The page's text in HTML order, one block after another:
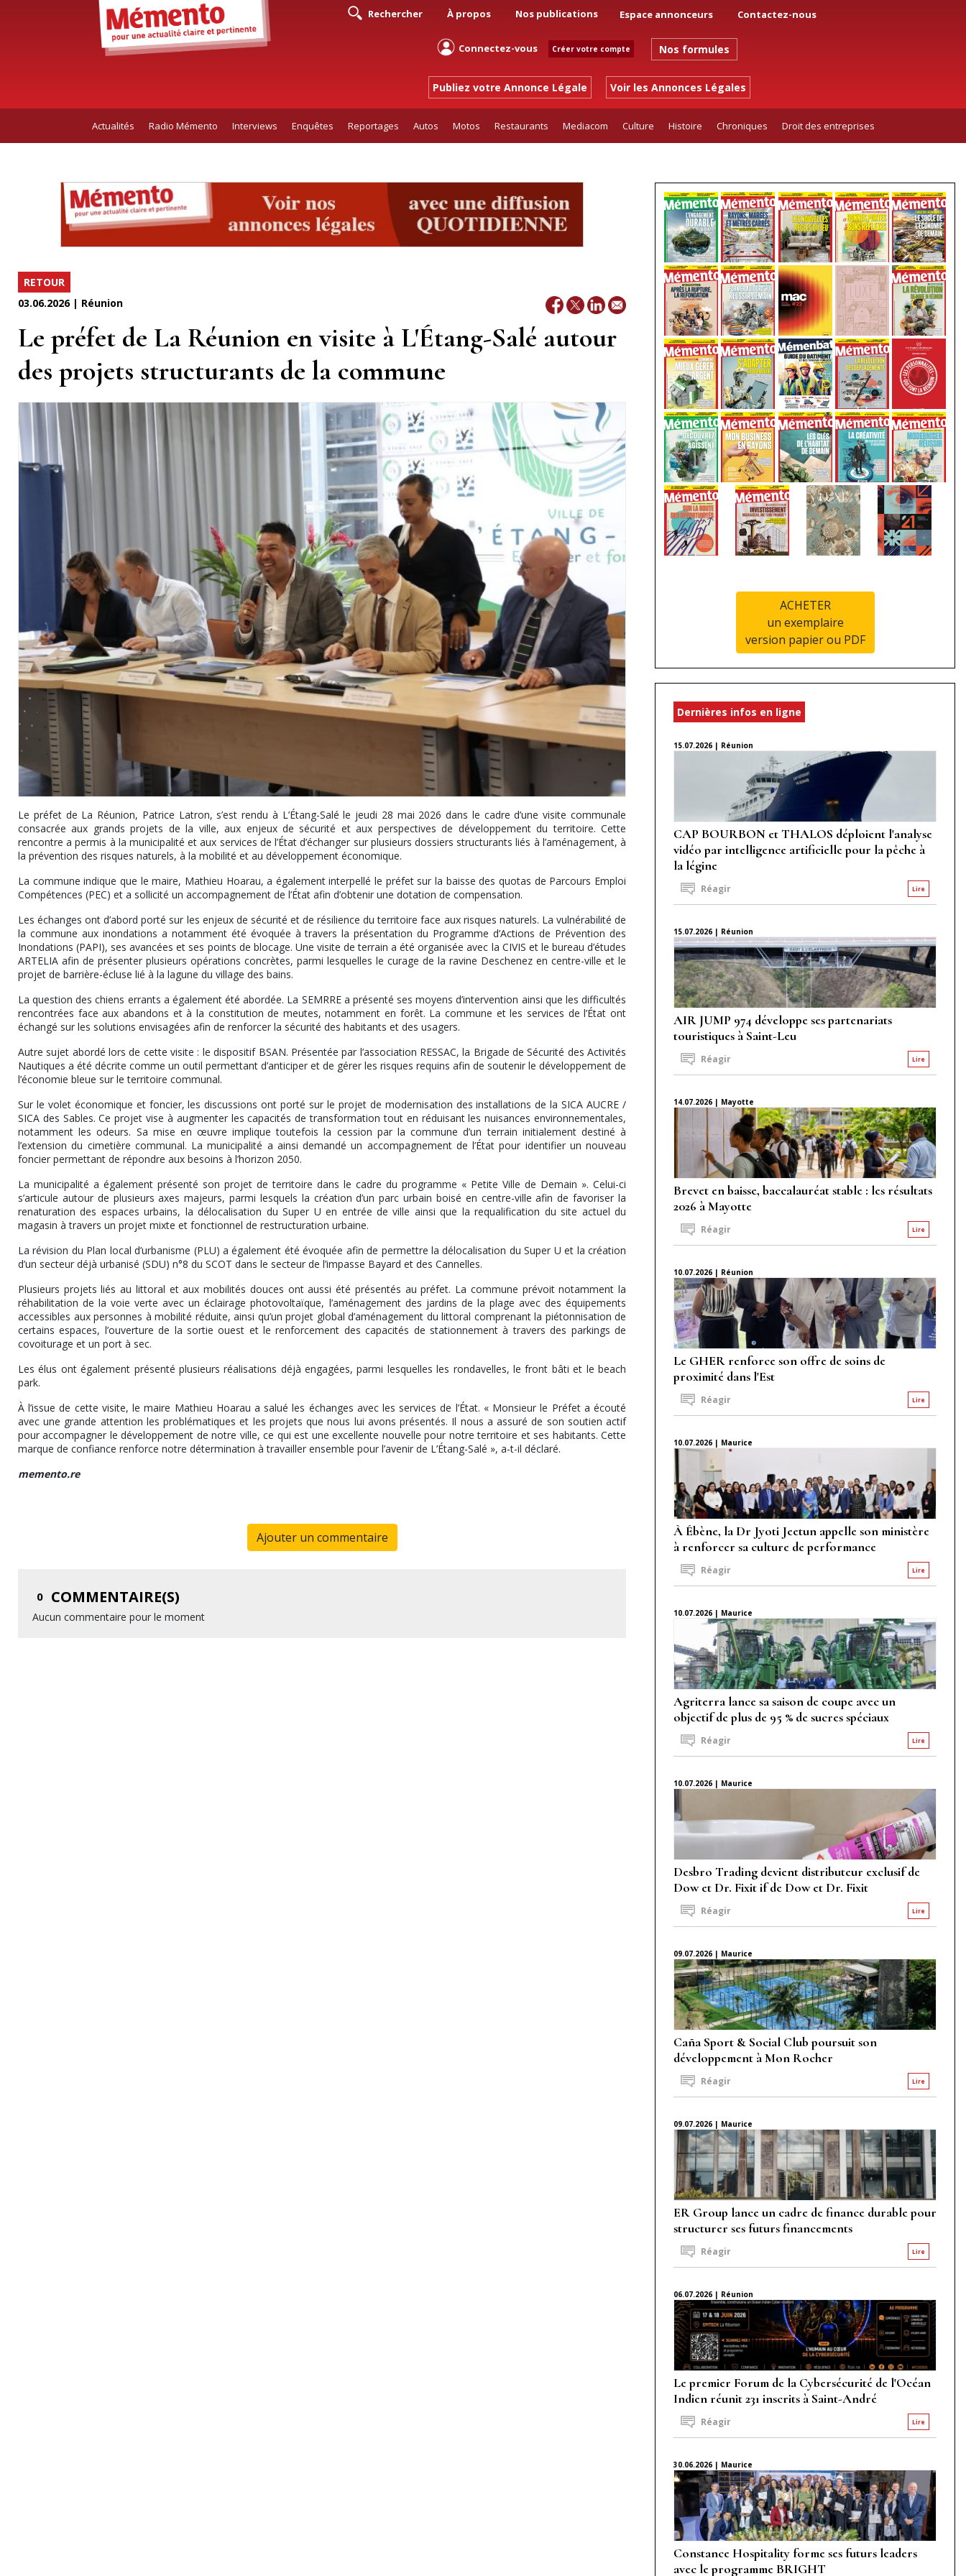
Rechercher À propos Nos publications Espace annonceurs Contactez-nous
Connectez-vous Créer votre compte Nos formules
Publiez votre Annonce Légale Voir les Annonces Légales
Actualités Radio Mémento Interviews Enquêtes Reportages Autos Motos Restaurants Mediacom Culture Histoire Chroniques Droit des entreprises
RETOUR
03.06.2026 | Réunion
Le préfet de La Réunion en visite à L'Étang-Salé autour
des projets structurants de la commune
Le préfet de La Réunion, Patrice Latron, s’est rendu à L’Étang-Salé le jeudi 28 mai 2026 dans le cadre d’une visite communale
consacrée aux grands projets de la ville, aux enjeux de sécurité et aux perspectives de développement du territoire. Cette
rencontre a permis à la municipalité et aux services de l’État d’échanger sur plusieurs dossiers structurants liés à l’aménagement, à
la prévention des risques naturels, à la mobilité et au développement économique.
La commune indique que le maire, Mathieu Hoarau, a également interpellé le préfet sur la baisse des quotas de Parcours Emploi
Compétences (PEC) et a sollicité un accompagnement de l’État afin d’obtenir une dotation de compensation.
Les échanges ont d’abord porté sur les enjeux de sécurité et de résilience du territoire face aux risques naturels. La vulnérabilité de
la commune aux inondations a notamment été évoquée à travers la présentation du Programme d’Actions de Prévention des
Inondations (PAPI), ses avancées et ses points de blocage. Une visite de terrain a été organisée avec la CIVIS et le bureau d’études
ARTELIA afin de présenter plusieurs opérations concrètes, parmi lesquelles le curage de la ravine Deschenez en centre-ville et le
projet de barrière-écluse lié à la lagune du village des bains.
La question des chiens errants a également été abordée. La SEMRRE a présenté ses moyens d’intervention ainsi que les difficultés
rencontrées face aux abandons et à la constitution de meutes, notamment en forêt. La commune et les services de l’État ont
échangé sur les solutions envisagées afin de renforcer la sécurité des habitants et des usagers.
Autre sujet abordé lors de cette visite : le dispositif BSAN. Présentée par l’association RESSAC, la Brigade de Sécurité des Activités
Nautiques a été décrite comme un outil permettant d’anticiper et de gérer les risques requins afin de soutenir le développement de
l’économie bleue sur le territoire communal.
Sur le volet économique et foncier, les discussions ont porté sur le projet de modernisation des installations de la SICA AUCRE /
SICA des Sables. Ce projet vise à augmenter les capacités de transformation tout en réduisant les nuisances environnementales,
notamment les odeurs. Sa mise en œuvre implique toutefois la cession par la commune d’un terrain initialement destiné à
l’extension du cimetière communal. La municipalité a ainsi demandé un accompagnement de l’État pour identifier un nouveau
foncier permettant de répondre aux besoins à l’horizon 2050.
La municipalité a également présenté son projet de territoire dans le cadre du programme « Petite Ville de Demain ». Celui-ci
s’articule autour de plusieurs axes majeurs, parmi lesquels la création d’un parc urbain boisé en centre-ville afin de favoriser la
renaturation des espaces urbains, la délocalisation du Super U en entrée de ville ainsi que la requalification du site actuel du
magasin à travers un projet mixte et fonctionnel de restructuration urbaine.
La révision du Plan local d’urbanisme (PLU) a également été évoquée afin de permettre la délocalisation du Super U et la création
d’un secteur déjà urbanisé (SDU) n°8 du SCOT dans le secteur de l’impasse Bayard et des Cannelles.
Plusieurs projets liés au littoral et aux mobilités douces ont aussi été présentés au préfet. La commune prévoit notamment la
réhabilitation de la voie verte avec un éclairage photovoltaïque, l’aménagement des jardins de la plage avec des équipements
accessibles aux personnes à mobilité réduite, ainsi qu’un projet global d’aménagement du littoral comprenant la piétonnisation de
certains espaces, l’ouverture de la sortie ouest et le renforcement des capacités de stationnement à travers des parkings de
covoiturage et un port à sec.
Les élus ont également présenté plusieurs réalisations déjà engagées, parmi lesquelles les rondavelles, le front bâti et le beach
park.
À l’issue de cette visite, le maire Mathieu Hoarau a salué les échanges avec les services de l’État. « Monsieur le Préfet a écouté
avec une grande attention les problématiques et les projets que nous lui avons présentés. Il nous a assuré de son soutien actif
pour accompagner le développement de notre ville, ce qui est une excellente nouvelle pour notre territoire et ses habitants. Cette
marque de confiance renforce notre détermination à travailler ensemble pour l’avenir de L’Étang-Salé », a-t-il déclaré.
memento.re
Ajouter un commentaire
0 COMMENTAIRE(S)
Aucun commentaire pour le moment
ACHETER
un exemplaire
version papier ou PDF
Dernières infos en ligne
15.07.2026 | Réunion
CAP BOURBON et THALOS déploient l'analyse
vidéo par intelligence artificielle pour la pêche à
la légine
Lire
Réagir
15.07.2026 | Réunion
AIR JUMP 974 développe ses partenariats
touristiques à Saint-Leu
Lire
Réagir
14.07.2026 | Mayotte
Brevet en baisse, baccalauréat stable : les résultats
2026 à Mayotte
Lire
Réagir
10.07.2026 | Réunion
Le GHER renforce son offre de soins de
proximité dans l'Est
Lire
Réagir
10.07.2026 | Maurice
À Ébène, la Dr Jyoti Jeetun appelle son ministère
à renforcer sa culture de performance
Lire
Réagir
10.07.2026 | Maurice
Agriterra lance sa saison de coupe avec un
objectif de plus de 95 % de sucres spéciaux
Lire
Réagir
10.07.2026 | Maurice
Desbro Trading devient distributeur exclusif de
Dow et Dr. Fixit if de Dow et Dr. Fixit
Lire
Réagir
09.07.2026 | Maurice
Caña Sport & Social Club poursuit son
développement à Mon Rocher
Lire
Réagir
09.07.2026 | Maurice
ER Group lance un cadre de finance durable pour
structurer ses futurs financements
Lire
Réagir
06.07.2026 | Réunion
Le premier Forum de la Cybersécurité de l'Océan
Indien réunit 231 inscrits à Saint-André
Lire
Réagir
30.06.2026 | Maurice
Constance Hospitality forme ses futurs leaders
avec le programme BRIGHT